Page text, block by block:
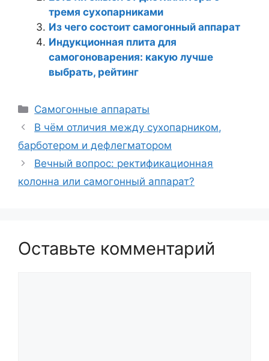
тремя сухопарниками
Из чего состоит самогонный аппарат
Индукционная плита для
самогоноварения: какую лучше
выбрать, рейтинг
Рубрики
Самогонные аппараты
В чём отличия между сухопарником,
барботером и дефлегматором
Вечный вопрос: ректификационная
колонна или самогонный аппарат?
Оставьте комментарий